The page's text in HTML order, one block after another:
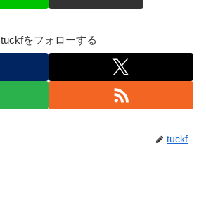
tuckfをフォローする
tuckf